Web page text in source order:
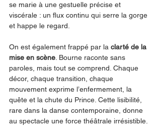
se marie à une gestuelle précise et
viscérale : un flux continu qui serre la gorge
et happe le regard.
On est également frappé par la clarté de la
mise en scène . Bourne raconte sans
paroles, mais tout se comprend. Chaque
décor, chaque transition, chaque
mouvement exprime l’enfermement, la
quête et la chute du Prince. Cette lisibilité,
rare dans la danse contemporaine, donne
au spectacle une force théâtrale irrésistible.